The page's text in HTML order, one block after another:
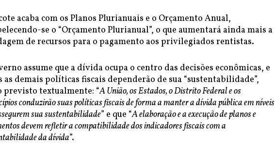
acaba com os Planos Plurianuais e o Orçamento Anual,
se o “Orçamento Plurianual”, o que aumentará ainda mais a
de recursos para o pagamento aos privilegiados rentistas.
assume que a dívida ocupa o centro das decisões econômicas, e
as demais políticas fiscais dependerão de sua “sustentabilidade”,
previsto textualmente: “A União, os Estados, o Distrito Federal e os
conduzirão suas políticas fiscais de forma a manter a dívida pública em níveis
sua sustentabilidade” e que “A elaboração e a execução de planos e
devem refletir a compatibilidade dos indicadores fiscais com a
da dívida”.